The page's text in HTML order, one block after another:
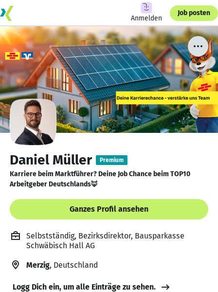
Anmelden
Job posten
Daniel Müller Premium
Karriere beim Marktführer? Deine Job Chance beim TOP10
Arbeitgeber Deutschlands🦊
Ganzes Profil ansehen
Selbstständig, Bezirksdirektor, Bausparkasse
Schwäbisch Hall AG
Merzig, Deutschland
Logg Dich ein, um alle Einträge zu sehen.